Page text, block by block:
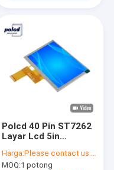
Polcd 40 Pin ST7262
Layar Lcd 5in
LCD TFT Transmisif
Harga:Please contact us for latest price
MOQ:1 potong